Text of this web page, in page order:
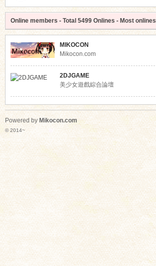
Online members - Total 5499Onlines - Most onlines
MIKOCON
Mikocon.com
2DJGAME
美少女遊戲綜合論壇
Powered by Mikocon.com
© 2014~